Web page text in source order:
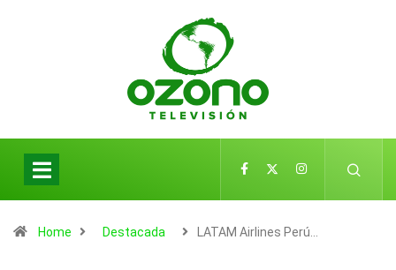
Home Destacada LATAM Airlines Perú…